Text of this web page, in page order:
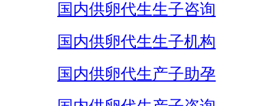
国内供卵代生生子咨询
国内供卵代生生子机构
国内供卵代生产子助孕